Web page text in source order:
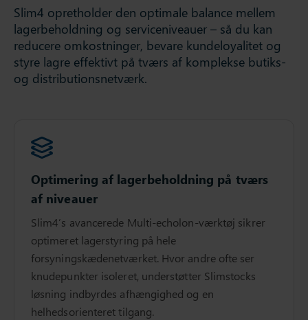
Slim4 opretholder den optimale balance mellem
lagerbeholdning og serviceniveauer – så du kan
reducere omkostninger, bevare kundeloyalitet og
styre lagre effektivt på tværs af komplekse butiks-
og distributionsnetværk.
Optimering af lagerbeholdning på tværs
af niveauer
Slim4’s avancerede Multi-echolon-værktøj sikrer
optimeret lagerstyring på hele
forsyningskædenetværket. Hvor andre ofte ser
knudepunkter isoleret, understøtter Slimstocks
løsning indbyrdes afhængighed og en
helhedsorienteret tilgang.